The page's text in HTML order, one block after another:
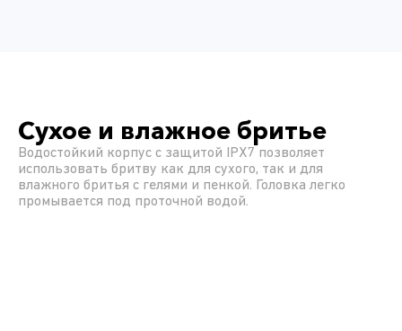
Сухое и влажное бритье
Водостойкий корпус с защитой IPX7 позволяет
использовать бритву как для сухого, так и для
влажного бритья с гелями и пенкой. Головка легко
промывается под проточной водой.